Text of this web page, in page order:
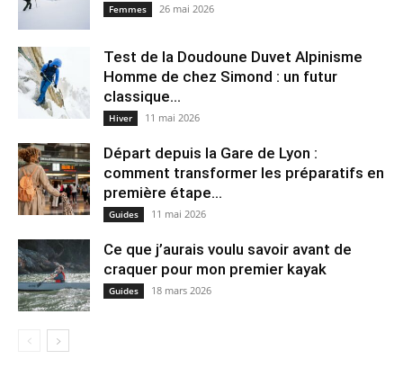
Femmes 26 mai 2026
Test de la Doudoune Duvet Alpinisme
Homme de chez Simond : un futur
classique...
Hiver 11 mai 2026
Départ depuis la Gare de Lyon :
comment transformer les préparatifs en
pre⁠mière étape...
Guides 11 mai 2026
Ce que j’aurais voulu savoir avant de
craquer pour mon premier kayak
Guides 18 mars 2026